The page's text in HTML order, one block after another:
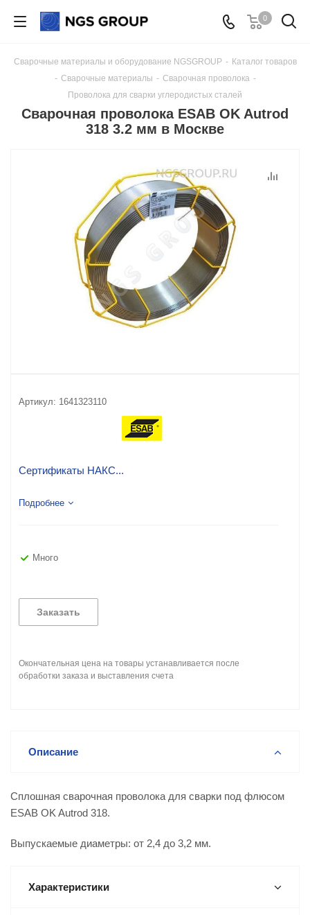
0
Сварочные материалы и оборудование NGSGROUP - Каталог товаров
- Сварочные материалы - Сварочная проволока -
Проволока для сварки углеродистых сталей
Сварочная проволока ESAB OK Autrod
318 3.2 мм в Москве
Артикул: 1641323110
Сертификаты НАКС...
Подробнее
Много
Заказать
Окончательная цена на товары устанавливается после
обработки заказа и выставления счета
Описание
Сплошная сварочная проволока для сварки под флюсом
ESAB OK Autrod 318.
Выпускаемые диаметры: от 2,4 до 3,2 мм.
Характеристики